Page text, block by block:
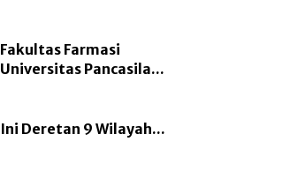
Fakultas Farmasi
Universitas Pancasila...
Ini Deretan 9 Wilayah...